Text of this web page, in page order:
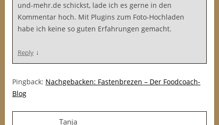
und-mehr.de schickst, lade ich es gerne in den
Kommentar hoch. Mit Plugins zum Foto-Hochladen
habe ich keine so guten Erfahrungen gemacht.
Reply ↓
Pingback: Nachgebacken: Fastenbrezen – Der Foodcoach-
Blog
Tanja